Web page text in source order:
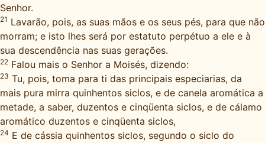
Senhor.
21 Lavarão, pois, as suas mãos e os seus pés, para que não
morram; e isto lhes será por estatuto perpétuo a ele e à
sua descendência nas suas gerações.
22 Falou mais o Senhor a Moisés, dizendo:
23 Tu, pois, toma para ti das principais especiarias, da
mais pura mirra quinhentos siclos, e de canela aromática a
metade, a saber, duzentos e cinqüenta siclos, e de cálamo
aromático duzentos e cinqüenta siclos,
24 E de cássia quinhentos siclos, segundo o siclo do